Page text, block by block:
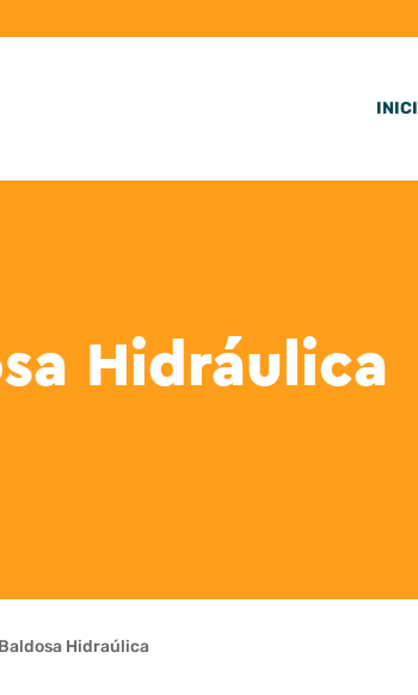
Hidráulica
Baldosa Hidraúlica